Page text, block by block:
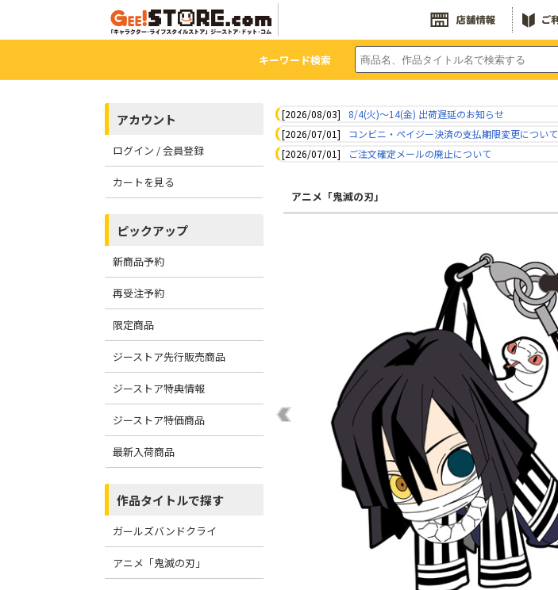
キーワード検索
アカウント
ログイン / 会員登録
カートを見る
ピックアップ
新商品予約
再受注予約
限定商品
ジーストア先行販売商品
ジーストア特典情報
ジーストア特価商品
最新入荷商品
作品タイトルで探す
ガールズバンドクライ
アニメ「鬼滅の刃」
[2026/08/03]
8/4(火)～14(金) 出荷遅延のお知らせ
[2026/07/01]
コンビニ・ペイジー決済の支払期限変更について
[2026/07/01]
ご注文確定メールの廃止について
アニメ「鬼滅の刃」